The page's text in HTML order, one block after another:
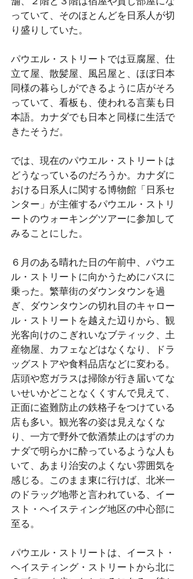
っていて、そのほとんどを日系人が切
り盛りしていた。
パウエル・ストリートでは豆腐屋、仕
立て屋、散髪屋、風呂屋と、ほぼ日本
同様の暮らしができるように店がそろ
っていて、看板も、使われる言葉も日
本語。カナダでも日本と同様に生活で
きたそうだ。
では、現在のパウエル・ストリートは
どうなっているのだろうか。カナダに
おける日系人に関する博物館「日系セ
ンター」が主催するパウエル・ストリ
ートのウォーキングツアーに参加して
みることにした。
６月のある晴れた日の午前中、パウエ
ル・ストリートに向かうためにバスに
乗った。繁華街のダウンタウンを過
ぎ、ダウンタウンの切れ目のキャロー
ル・ストリートを越えた辺りから、観
光客向けのこぎれいなブティック、土
産物屋、カフェなどはなくなり、ドラ
ッグストアや食料品店などに変わる。
店頭や窓ガラスは掃除が行き届いてな
いせいかどことなくくすんで見えて、
正面に盗難防止の鉄格子をつけている
店も多い。観光客の姿は見えなくな
り、一方で野外で飲酒禁止のはずのカ
ナダで明らかに酔っているような人も
いて、あまり治安のよくない雰囲気を
感じる。このまま東に行けば、北米一
のドラッグ地帯と言われている、イー
スト・ヘイスティング地区の中心部に
至る。
パウエル・ストリートは、イースト・
ヘイスティング・ストリートから北に